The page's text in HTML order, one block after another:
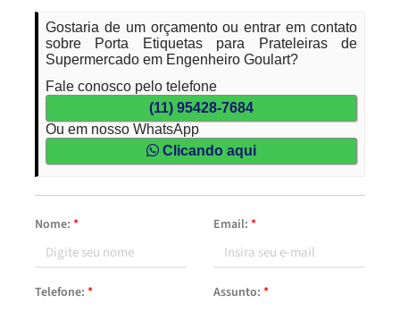
Gostaria de um orçamento ou entrar em contato
sobre Porta Etiquetas para Prateleiras de
Supermercado em Engenheiro Goulart?
Fale conosco pelo telefone
(11) 95428-7684
Ou em nosso WhatsApp
Clicando aqui
Nome: * Email: *
Telefone: * Assunto: *